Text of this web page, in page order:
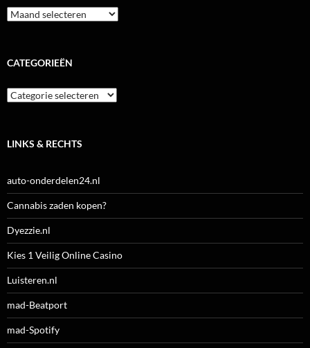
Archieven
CATEGORIEËN
Categorieën
LINKS & RECHTS
auto-onderdelen24.nl
Cannabis zaden kopen?
Dyezzie.nl
Kies 1 Veilig Online Casino
Luisteren.nl
mad-Beatport
mad-Spotify